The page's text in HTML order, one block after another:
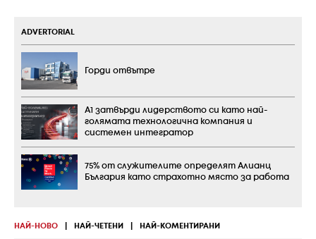
НАЙ-НОВО НАЙ-ЧЕТЕНИ НАЙ-КОМЕНТИРАНИ
ADVERTORIAL
Горди отвътре
А1 затвърди лидерството си като най-
голямата технологична компания и
системен интегратор
75% от служителите определят Алианц
България като страхотно място за работа